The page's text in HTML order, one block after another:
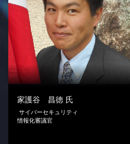
家護谷 昌徳 氏
サイバーセキュリティ
情報化審議官